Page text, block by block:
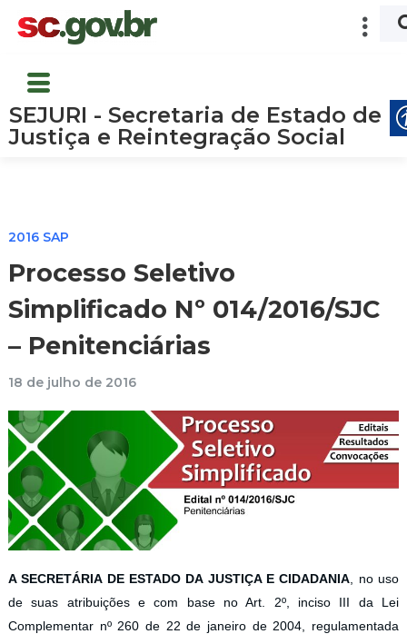
SEJURI - Secretaria de Estado de
Justiça e Reintegração Social
2016 SAP
Processo Seletivo
Simplificado Nº 014/2016/SJC
– Penitenciárias
18 de julho de 2016
A SECRETÁRIA DE ESTADO DA JUSTIÇA E CIDADANIA , no uso
de suas atribuições e com base no Art. 2º, inciso III da Lei
Complementar nº 260 de 22 de janeiro de 2004, regulamentada